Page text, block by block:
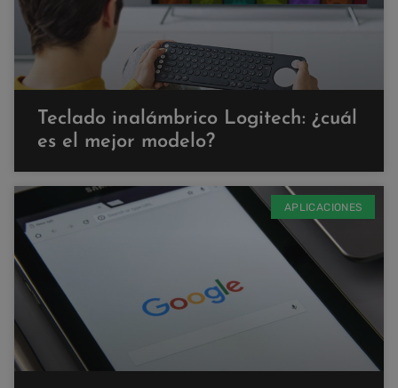
Teclado inalámbrico Logitech: ¿cuál
es el mejor modelo?
APLICACIONES